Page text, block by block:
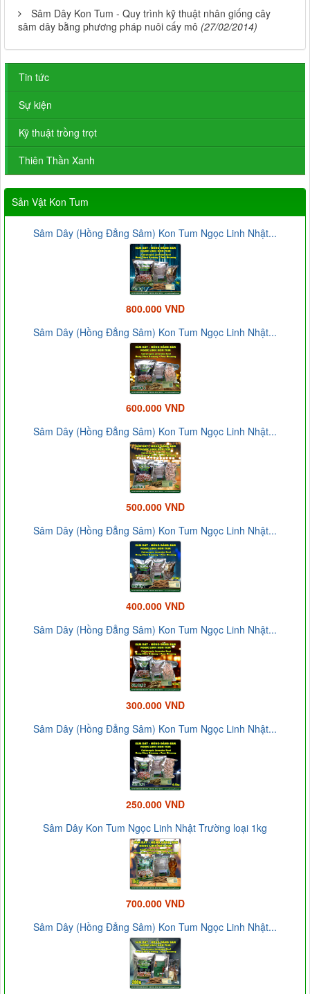
Sâm Dây Kon Tum - Quy trình kỹ thuật nhân giống cây
sâm dây bằng phương pháp nuôi cấy mô (27/02/2014)
Tin tức
Sự kiện
Kỹ thuật trồng trọt
Thiên Thần Xanh
Sản Vật Kon Tum
Sâm Dây (Hồng Đẳng Sâm) Kon Tum Ngọc Linh Nhật...
800.000 VND
Sâm Dây (Hồng Đẳng Sâm) Kon Tum Ngọc Linh Nhật...
600.000 VND
Sâm Dây (Hồng Đẳng Sâm) Kon Tum Ngọc Linh Nhật...
500.000 VND
Sâm Dây (Hồng Đẳng Sâm) Kon Tum Ngọc Linh Nhật...
400.000 VND
Sâm Dây (Hồng Đẳng Sâm) Kon Tum Ngọc Linh Nhật...
300.000 VND
Sâm Dây (Hồng Đẳng Sâm) Kon Tum Ngọc Linh Nhật...
250.000 VND
Sâm Dây Kon Tum Ngọc Linh Nhật Trường loại 1kg
700.000 VND
Sâm Dây (Hồng Đẳng Sâm) Kon Tum Ngọc Linh Nhật...